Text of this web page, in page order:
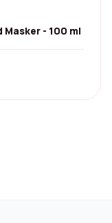
- 100 ml